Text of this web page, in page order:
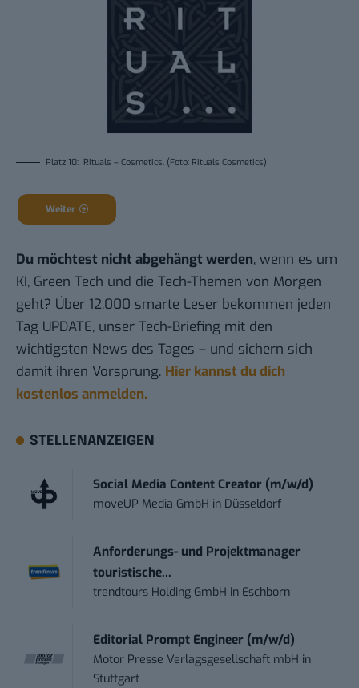
Platz 10: Rituals – Cosmetics. (Foto: Rituals Cosmetics)
Weiter
Du möchtest nicht abgehängt werden, wenn es um
KI, Green Tech und die Tech-Themen von Morgen
geht? Über 12.000 smarte Leser bekommen jeden
Tag UPDATE, unser Tech-Briefing mit den
wichtigsten News des Tages – und sichern sich
damit ihren Vorsprung. Hier kannst du dich
kostenlos anmelden.
STELLENANZEIGEN
Social Media Content Creator (m/w/d)
moveUP Media GmbH in Düsseldorf
Anforderungs- und Projektmanager
touristische...
trendtours Holding GmbH in Eschborn
Editorial Prompt Engineer (m/w/d)
Motor Presse Verlagsgesellschaft mbH in
Stuttgart